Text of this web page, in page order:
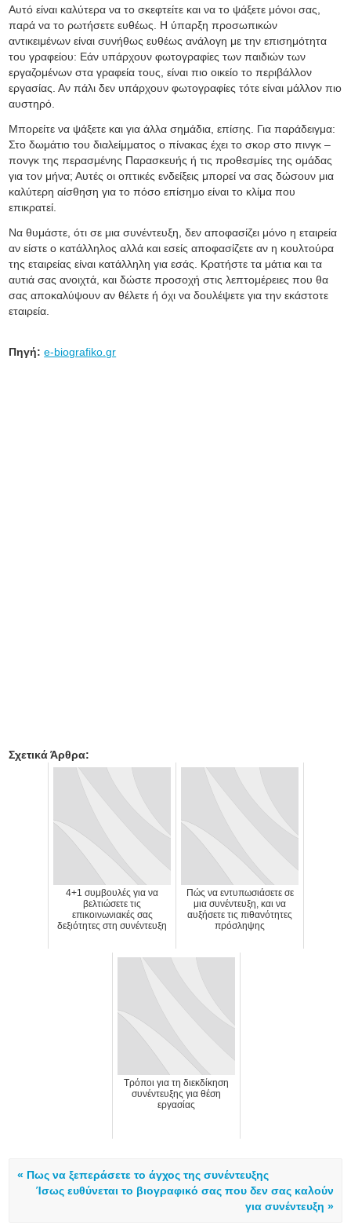
Αυτό είναι καλύτερα να το σκεφτείτε και να το ψάξετε μόνοι σας,
παρά να το ρωτήσετε ευθέως. Η ύπαρξη προσωπικών
αντικειμένων είναι συνήθως ευθέως ανάλογη με την επισημότητα
του γραφείου: Εάν υπάρχουν φωτογραφίες των παιδιών των
εργαζομένων στα γραφεία τους, είναι πιο οικείο το περιβάλλον
εργασίας. Αν πάλι δεν υπάρχουν φωτογραφίες τότε είναι μάλλον πιο
αυστηρό.
Μπορείτε να ψάξετε και για άλλα σημάδια, επίσης. Για παράδειγμα:
Στο δωμάτιο του διαλείμματος ο πίνακας έχει το σκορ στο πινγκ –
πονγκ της περασμένης Παρασκευής ή τις προθεσμίες της ομάδας
για τον μήνα; Αυτές οι οπτικές ενδείξεις μπορεί να σας δώσουν μια
καλύτερη αίσθηση για το πόσο επίσημο είναι το κλίμα που
επικρατεί.
Να θυμάστε, ότι σε μια συνέντευξη, δεν αποφασίζει μόνο η εταιρεία
αν είστε ο κατάλληλος αλλά και εσείς αποφασίζετε αν η κουλτούρα
της εταιρείας είναι κατάλληλη για εσάς. Κρατήστε τα μάτια και τα
αυτιά σας ανοιχτά, και δώστε προσοχή στις λεπτομέρειες που θα
σας αποκαλύψουν αν θέλετε ή όχι να δουλέψετε για την εκάστοτε
εταιρεία.
Πηγή:e-biografiko.gr
Σχετικά Άρθρα:
4+1 συμβουλές για να
βελτιώσετε τις
επικοινωνιακές σας
δεξιότητες στη συνέντευξη
Πώς να εντυπωσιάσετε σε
μια συνέντευξη, και να
αυξήσετε τις πιθανότητες
πρόσληψης
Τρόποι για τη διεκδίκηση
συνέντευξης για θέση
εργασίας
« Πως να ξεπεράσετε το άγχος της συνέντευξης
Ίσως ευθύνεται το βιογραφικό σας που δεν σας καλούν
για συνέντευξη »